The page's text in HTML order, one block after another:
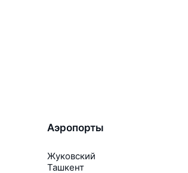
Аэропорты
Жуковский
Ташкент